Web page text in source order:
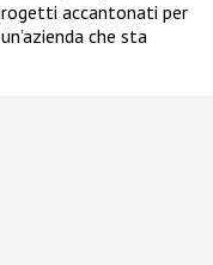
accantonati per
che sta